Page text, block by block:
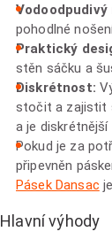
pohodlné
Praktický
stěn sáčku a
Diskrétnost:
stočit a zajistit
a je diskrétnější
Pokud je za
připevněn
Pásek Dansac
Hlavní výhody